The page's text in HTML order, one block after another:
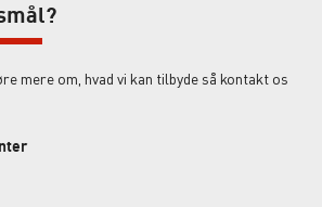
mere om, hvad vi kan tilbyde så kontakt os